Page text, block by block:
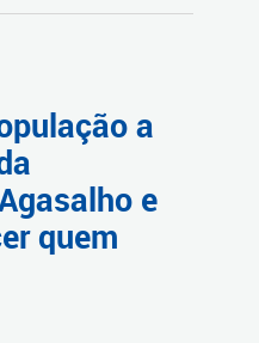
a
e
quem